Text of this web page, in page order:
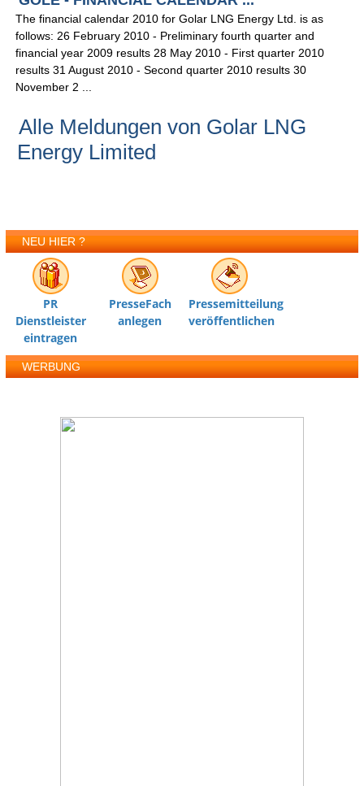
The financial calendar 2010 for Golar LNG Energy Ltd. is as
follows: 26 February 2010 - Preliminary fourth quarter and
financial year 2009 results 28 May 2010 - First quarter 2010
results 31 August 2010 - Second quarter 2010 results 30
November 2 ...
Alle Meldungen von Golar LNG
Energy Limited
NEU HIER ?
PR
Dienstleister
eintragen
PresseFach
anlegen
Pressemitteilung
veröffentlichen
WERBUNG